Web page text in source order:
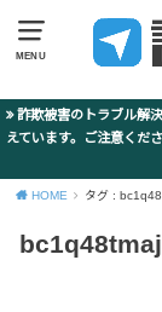
MENU
詐欺被害のトラブル解
えています。ご注意
HOME タグ :